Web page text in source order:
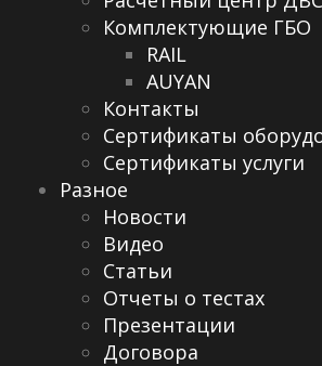
Комплектующие ГБО
RAIL
AUYAN
Контакты
Сертификаты
Сертификаты услуги
Разное
Новости
Видео
Cтатьи
Отчеты о тестах
Презентации
Договора